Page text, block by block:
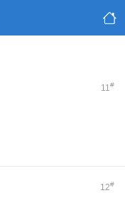
11#
12#